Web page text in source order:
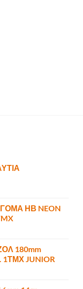
ΗΒ NEON
180mm
1ΤΜΧ JUNIOR